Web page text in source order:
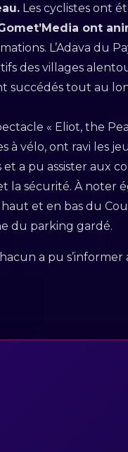
Les cyclistes ont
ont
L’Adava du
des villages
succédés tout au
« Eliot, the
vélo, ont ravi les
a pu assister aux
la sécurité. À noter
et en bas du
du parking gardé.
a pu s’informer